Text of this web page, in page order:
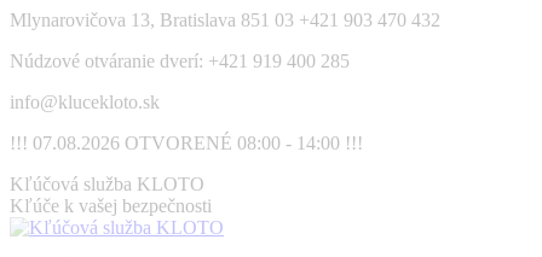
Skip
content
Mlynarovičova 13, Bratislava 851 03 +421 903 470 432
Núdzové otváranie dverí: +421 919 400 285
info@klucekloto.sk
!!! 07.08.2026 OTVORENÉ 08:00 - 14:00 !!!
Facebook
page
opens
Kľúčová služba KLOTO
Kľúče k vašej bezpečnosti